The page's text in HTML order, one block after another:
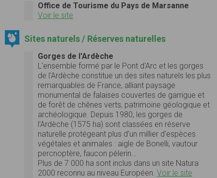
Office de Tourisme du Pays de Marsanne
Voir le site
Sites naturels / Réserves naturelles
Gorges de l'Ardèche
L'ensemble formé par le Pont d'Arc et les gorges
de l'Ardèche constitue un des sites naturels les plus
remarquables de France, alliant paysage
monumental de falaises couvertes de garrigue et
de forêt de chênes verts, patrimoine géologique et
archéologique. Depuis 1980, les gorges de
l'Ardèche (1575 ha) sont classées en réserve
naturelle protégeant plus d'un millier d'espèces
végétales et animales : aigle de Bonelli, vautour
percnoptère, faucon pèlerin…
Plus de 7 000 ha sont inclus dans un site Natura
2000 reconnu au niveau Européen. Voir le site